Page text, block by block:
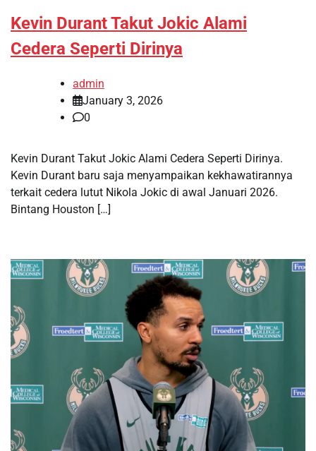
Kevin Durant Takut Jokic Alami
Cedera Seperti Dirinya
admin
January 3, 2026
0
Kevin Durant Takut Jokic Alami Cedera Seperti Dirinya.
Kevin Durant baru saja menyampaikan kekhawatirannya
terkait cedera lutut Nikola Jokic di awal Januari 2026.
Bintang Houston […]